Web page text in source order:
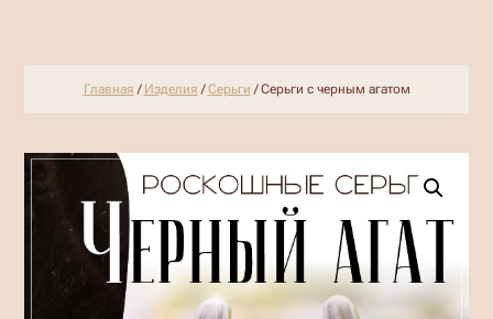
Главная / Изделия /Серьги / Серьги с черным агатом